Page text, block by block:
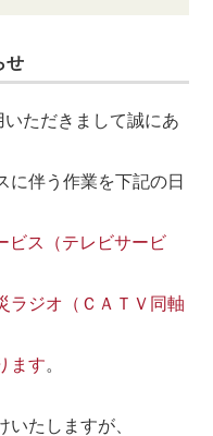
せ
ただきまして誠にあ
に伴う作業を下記の日
ビス（テレビサービ
ラジオ（ＣＡＴＶ同軸
ます。
たしますが、